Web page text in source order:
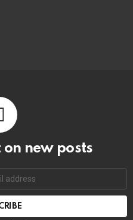
on new posts